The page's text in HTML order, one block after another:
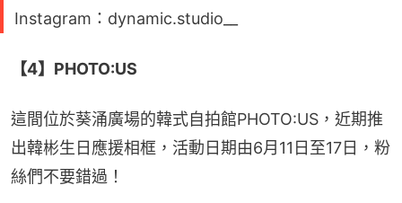
Instagram：dynamic.studio__
【4】PHOTO:US
這間位於葵涌廣場的韓式自拍館PHOTO:US，近期推
出韓彬生日應援相框，活動日期由6月11日至17日，粉
絲們不要錯過！